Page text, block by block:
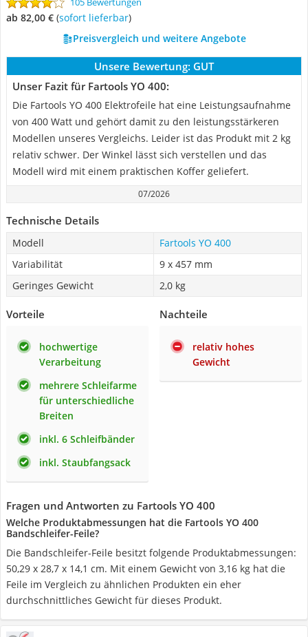
ab 82,00 € ( Sofort lieferbar)
Preisvergleich und weitere Angebote
Unsere Bewertung: GUT
Unser Fazit für Fartools YO 400:
Die Fartools YO 400 Elektrofeile hat eine Leistungsaufnahme
von 400 Watt und gehört damit zu den leistungsstärkeren
Modellen unseres Vergleichs. Leider ist das Produkt mit 2 kg
relativ schwer. Der Winkel lässt sich verstellen und das
Modell wird mit einem praktischen Koffer geliefert.
07/2026
Technische Details
Modell
Fartools YO 400
Variabilität
9 x 457 mm
Geringes Gewicht
2,0 kg
Vorteile
hochwertige
Verarbeitung
mehrere Schleifarme
für unterschiedliche
Breiten
inkl. 6 Schleifbänder
inkl. Staubfangsack
Nachteile
relativ hohes
Gewicht
Fragen und Antworten zu Fartools YO 400
Welche Produktabmessungen hat die Fartools YO 400
Bandschleifer-Feile?
Die Bandschleifer-Feile besitzt folgende Produktabmessungen:
‎50,29 x 28,7 x 14,1 cm. Mit einem Gewicht von 3,16 kg hat die
Feile im Vergleich zu ähnlichen Produkten ein eher
durchschnittliches Gewicht für dieses Produkt.